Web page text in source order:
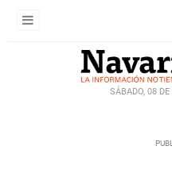
SÁBADO, 08